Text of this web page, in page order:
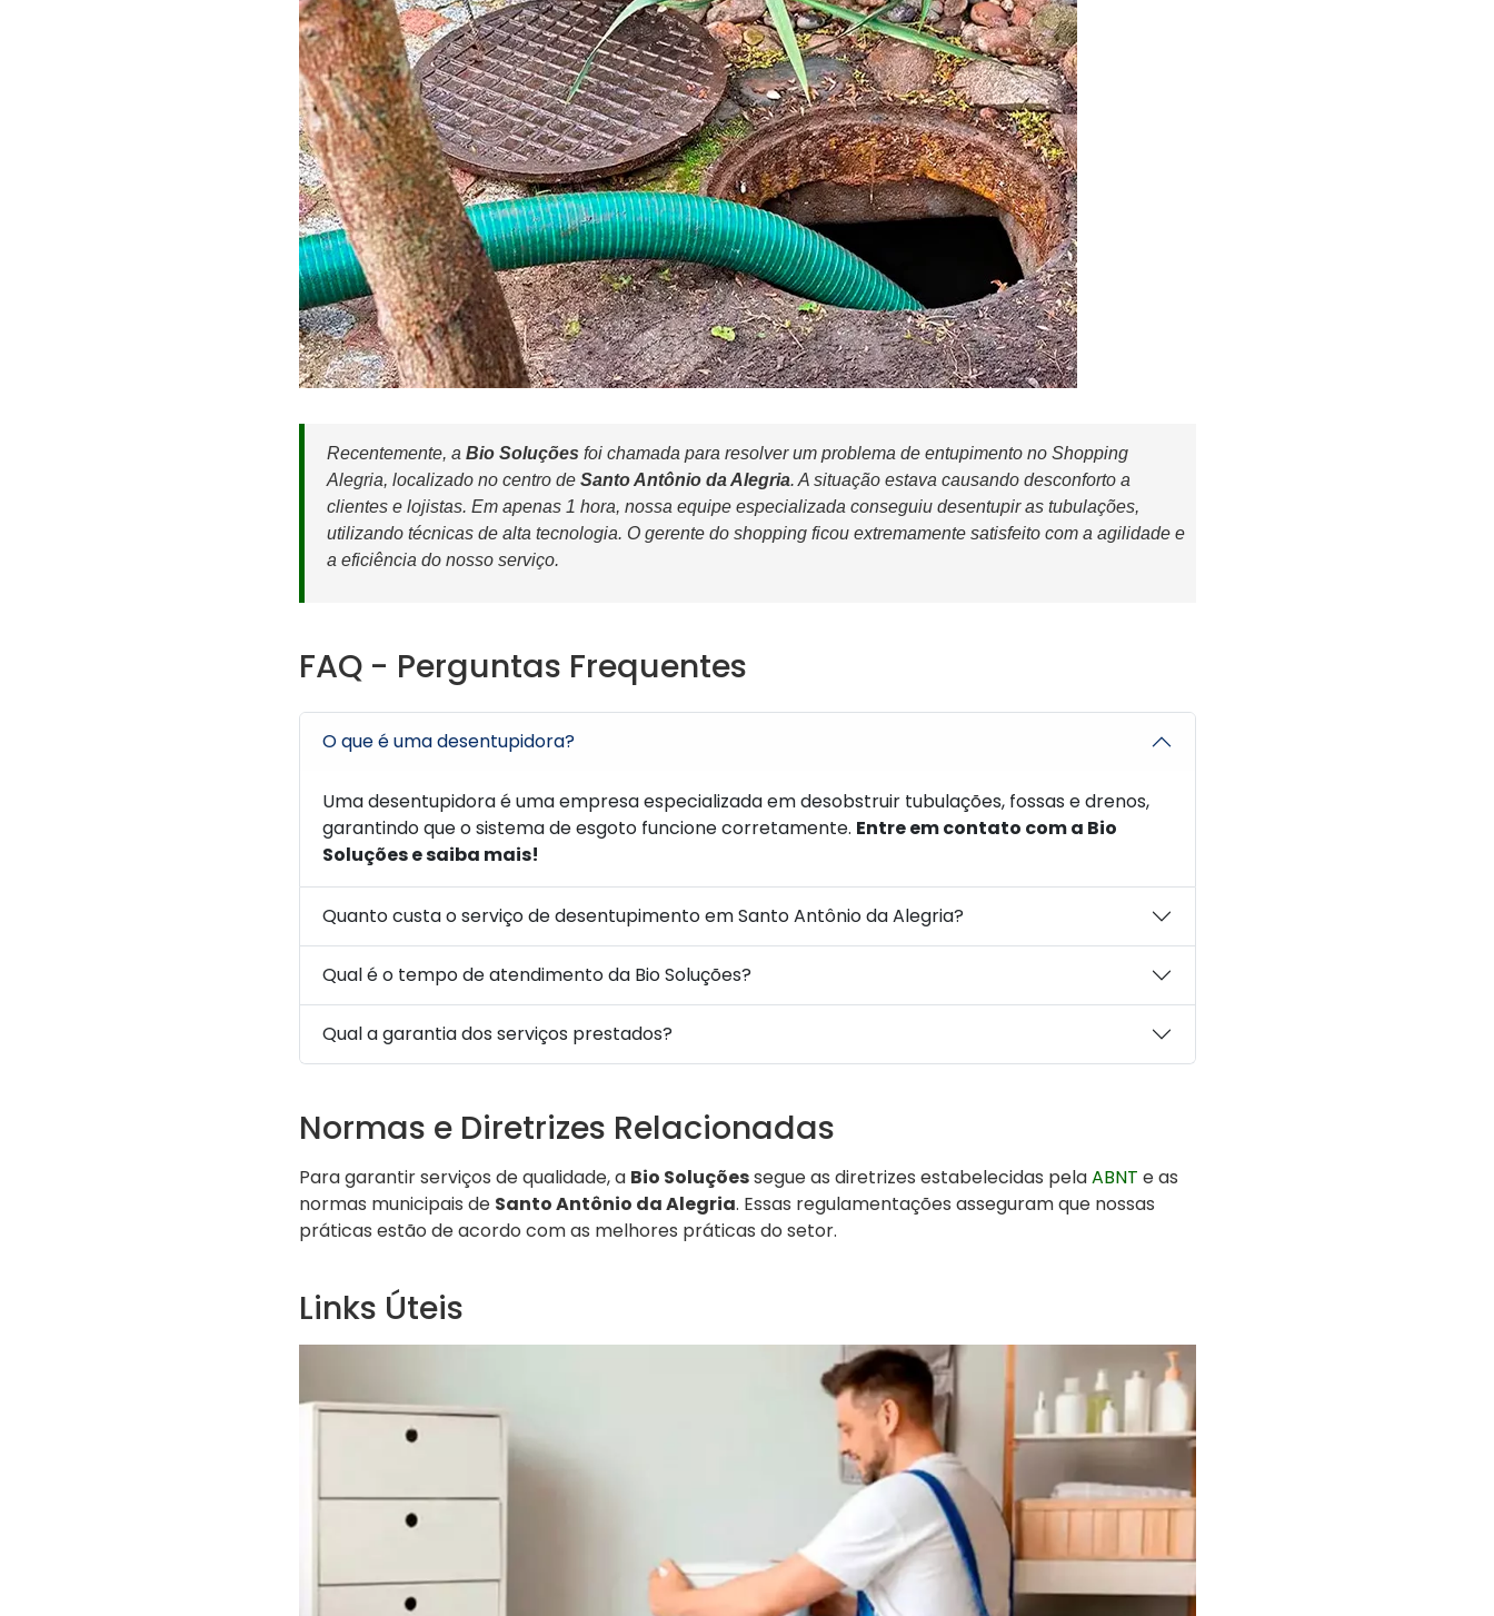
Recentemente, a Bio Soluções foi chamada para resolver um problema de entupimento no Shopping
Alegria, localizado no centro de Santo Antônio da Alegria. A situação estava causando desconforto a
clientes e lojistas. Em apenas 1 hora, nossa equipe especializada conseguiu desentupir as tubulações,
utilizando técnicas de alta tecnologia. O gerente do shopping ficou extremamente satisfeito com a agilidade e
a eficiência do nosso serviço.
FAQ - Perguntas Frequentes
O que é uma desentupidora?
Uma desentupidora é uma empresa especializada em desobstruir tubulações, fossas e drenos,
garantindo que o sistema de esgoto funcione corretamente. Entre em contato com a Bio
Soluções e saiba mais!
Quanto custa o serviço de desentupimento em Santo Antônio da Alegria?
Qual é o tempo de atendimento da Bio Soluções?
Qual a garantia dos serviços prestados?
Normas e Diretrizes Relacionadas
Para garantir serviços de qualidade, a Bio Soluçõessegue as diretrizes estabelecidas pelaABNT e as
normas municipais de Santo Antônio da Alegria. Essas regulamentações asseguram que nossas
práticas estão de acordo com as melhores práticas do setor.
Links Úteis